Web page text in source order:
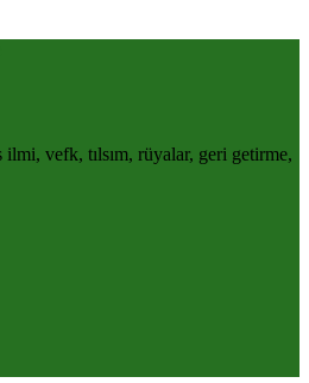
vefk, tılsım, rüyalar, geri getirme,